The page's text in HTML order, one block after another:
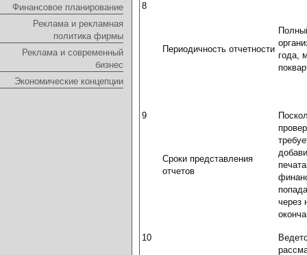
Финансовое планирование
Реклама и рекламная
политика фирмы
Реклама и современный
бизнес
Экономические концепции
8
Периодичность отчетности
года,
9
Сроки представления
отчетов
через
10